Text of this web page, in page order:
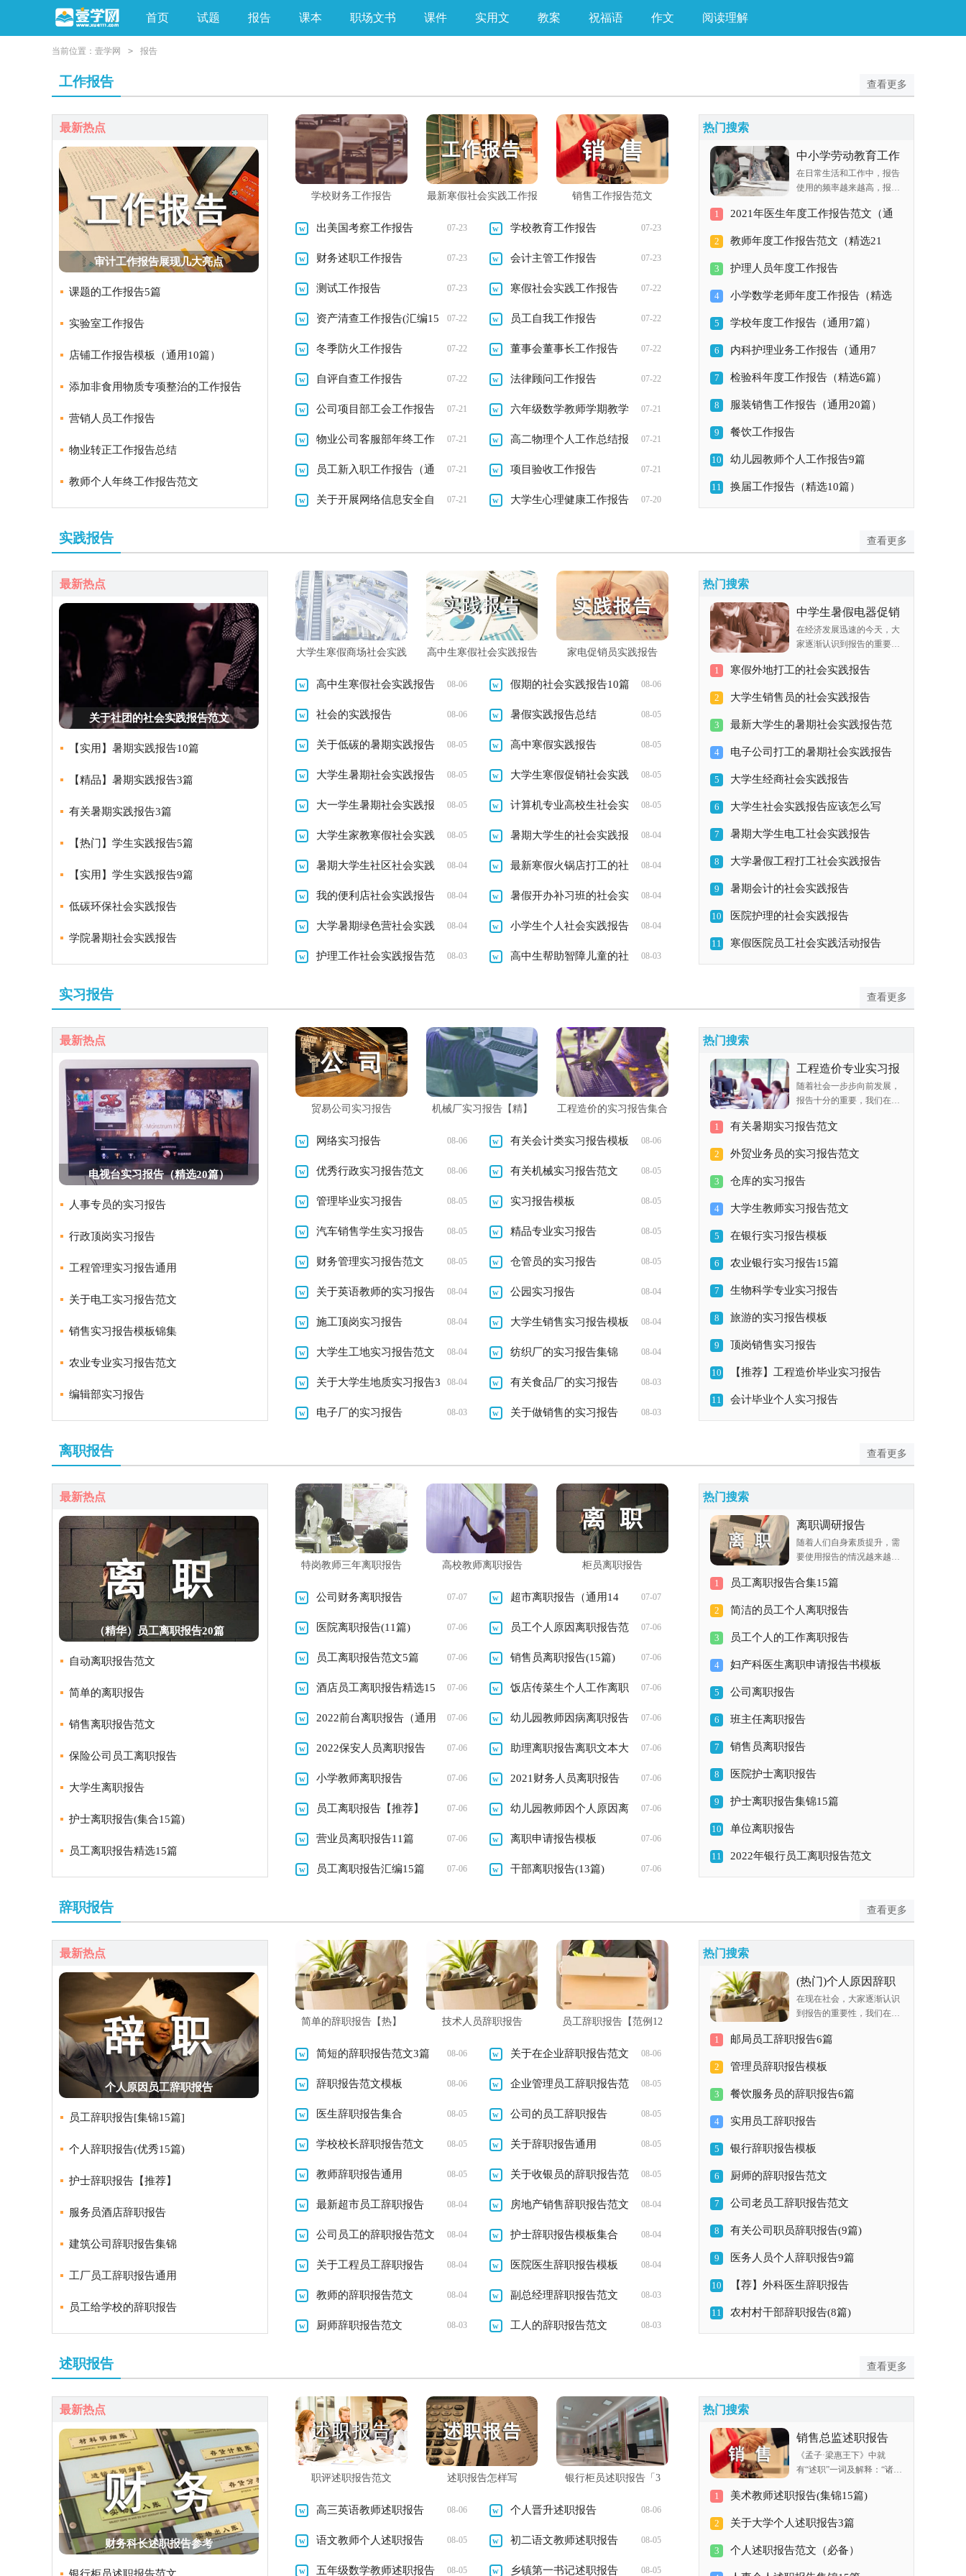
首页 试题 报告 课本 职场文书 课件 实用文 教案 祝福语 作文 阅读理解
当前位置： 壹学网 > 报告
工作报告 查看更多
最新热点
审计工作报告展现几大亮点
课题的工作报告5篇
实验室工作报告
店铺工作报告模板（通用10篇）
添加非食用物质专项整治的工作报告
营销人员工作报告
物业转正工作报告总结
教师个人年终工作报告范文
学校财务工作报告 最新寒假社会实践工作报 销售工作报告范文
出美国考察工作报告 07-23 学校教育工作报告 07-23
财务述职工作报告 07-23 会计主管工作报告 07-23
测试工作报告 07-23 寒假社会实践工作报告 07-22
资产清查工作报告(汇编15
篇)
07-22 员工自我工作报告 07-22
冬季防火工作报告 07-22 董事会董事长工作报告 07-22
自评自查工作报告 07-22 法律顾问工作报告 07-22
公司项目部工会工作报告
范文
07-21 六年级数学教师学期教学
述职工作报告
07-21
物业公司客服部年终工作
总结_工作报告
07-21 高二物理个人工作总结报
告_工作报告
07-21
员工新入职工作报告（通
用11篇）
07-21 项目验收工作报告 07-21
关于开展网络信息安全自 07-21 大学生心理健康工作报告 07-20
热门搜索
中小学劳动教育工作
报告（通用7篇）
在日常生活和工作中，报告
使用的频率越来越高，报告
清楚。相信很多朋友都对写
是小编为大家整理的中小学
篇），欢迎阅读与收藏。中
小学劳动
1 2021年医生年度工作报告范文（通
用5篇）
2 教师年度工作报告范文（精选21
篇）
3 护理人员年度工作报告
4 小学数学老师年度工作报告（精选
6篇）
5 学校年度工作报告（通用7篇）
6 内科护理业务工作报告（通用7
篇）
7 检验科年度工作报告（精选6篇）
8 服装销售工作报告（通用20篇）
9 餐饮工作报告
10 幼儿园教师个人工作报告9篇
11 换届工作报告（精选10篇）
实践报告 查看更多
最新热点
关于社团的社会实践报告范文
【实用】暑期实践报告10篇
【精品】暑期实践报告3篇
有关暑期实践报告3篇
【热门】学生实践报告5篇
【实用】学生实践报告9篇
低碳环保社会实践报告
学院暑期社会实践报告
大学生寒假商场社会实践
报告3篇
高中生寒假社会实践报告
(汇编15篇)
家电促销员实践报告
高中生寒假社会实践报告 08-06 假期的社会实践报告10篇 08-06
社会的实践报告 08-06 暑假实践报告总结 08-05
关于低碳的暑期实践报告
参考例文
08-05 高中寒假实践报告 08-05
大学生暑期社会实践报告
范文2000字
08-05 大学生寒假促销社会实践
报告
08-05
大一学生暑期社会实践报
告书
08-05 计算机专业高校生社会实
践报告
08-05
大学生家教寒假社会实践
报告
08-05 暑期大学生的社会实践报
告范文
08-04
暑期大学生社区社会实践
报告
08-04 最新寒假火锅店打工的社
会实践报告书
08-04
我的便利店社会实践报告 08-04 暑假开办补习班的社会实
践报告
08-04
大学暑期绿色营社会实践
报告
08-04 小学生个人社会实践报告 08-04
护理工作社会实践报告范 08-03 高中生帮助智障儿童的社 08-03
热门搜索
中学生暑假电器促销
实践报告
在经济发展迅速的今天，大
家逐渐认识到报告的重要
同的用途。那么，报告到底
编为大家收集的中学生暑假
大家有所帮助。为了提高自
己的学习和
1 寒假外地打工的社会实践报告
2 大学生销售员的社会实践报告
3 最新大学生的暑期社会实践报告范
文
4 电子公司打工的暑期社会实践报告
范文
5 大学生经商社会实践报告
6 大学生社会实践报告应该怎么写
7 暑期大学生电工社会实践报告
8 大学暑假工程打工社会实践报告
9 暑期会计的社会实践报告
10 医院护理的社会实践报告
11 寒假医院员工社会实践活动报告
实习报告 查看更多
最新热点
电视台实习报告（精选20篇）
人事专员的实习报告
行政顶岗实习报告
工程管理实习报告通用
关于电工实习报告范文
销售实习报告模板锦集
农业专业实习报告范文
编辑部实习报告
贸易公司实习报告 机械厂实习报告【精】 工程造价的实习报告集合
网络实习报告 08-06 有关会计类实习报告模板 08-06
优秀行政实习报告范文 08-06 有关机械实习报告范文 08-05
管理毕业实习报告 08-05 实习报告模板 08-05
汽车销售学生实习报告 08-05 精品专业实习报告 08-05
财务管理实习报告范文 08-05 仓管员的实习报告 08-05
关于英语教师的实习报告 08-04 公园实习报告 08-04
施工顶岗实习报告 08-04 大学生销售实习报告模板 08-04
大学生工地实习报告范文 08-04 纺织厂的实习报告集锦 08-04
关于大学生地质实习报告3
篇
08-04 有关食品厂的实习报告 08-03
电子厂的实习报告 08-03 关于做销售的实习报告 08-03
热门搜索
工程造价专业实习报
告范文
随着社会一步步向前发展，
报告十分的重要，我们在写
的基本要素。在写之前，可
整理的工程造价专业实习报
助。工程造价专业实习报告
范文 篇
1 有关暑期实习报告范文
2 外贸业务员的实习报告范文
3 仓库的实习报告
4 大学生教师实习报告范文
5 在银行实习报告模板
6 农业银行实习报告15篇
7 生物科学专业实习报告
8 旅游的实习报告模板
9 顶岗销售实习报告
10 【推荐】工程造价毕业实习报告
11 会计毕业个人实习报告
离职报告 查看更多
最新热点
（精华）员工离职报告20篇
自动离职报告范文
简单的离职报告
销售离职报告范文
保险公司员工离职报告
大学生离职报告
护士离职报告(集合15篇)
员工离职报告精选15篇
特岗教师三年离职报告 高校教师离职报告 柜员离职报告
公司财务离职报告 07-07 超市离职报告（通用14
篇）
07-07
医院离职报告(11篇) 07-06 员工个人原因离职报告范
文5篇
07-06
员工离职报告范文5篇 07-06 销售员离职报告(15篇) 07-06
酒店员工离职报告精选15
篇
07-06 饭店传菜生个人工作离职
报告
07-06
2022前台离职报告（通用
6篇）
07-06 幼儿园教师因病离职报告
（精选12篇）
07-06
2022保安人员离职报告
（精选5篇）
07-06 助理离职报告离职文本大
全
07-06
小学教师离职报告 07-06 2021财务人员离职报告
（通用5篇）
07-06
员工离职报告【推荐】 07-06 幼儿园教师因个人原因离
职报告范文_辞职报告
07-06
营业员离职报告11篇 07-06 离职申请报告模板 07-06
员工离职报告汇编15篇 07-06 干部离职报告(13篇) 07-06
热门搜索
离职调研报告
随着人们自身素质提升，需
要使用报告的情况越来越
注意逻辑的合理性。我敢肯
是头疼的，下面是小编帮大
供参考，大家一起来看看
吧。离职调研
1 员工离职报告合集15篇
2 简洁的员工个人离职报告
3 员工个人的工作离职报告
4 妇产科医生离职申请报告书模板
5 公司离职报告
6 班主任离职报告
7 销售员离职报告
8 医院护士离职报告
9 护士离职报告集锦15篇
10 单位离职报告
11 2022年银行员工离职报告范文
辞职报告 查看更多
最新热点
个人原因员工辞职报告
员工辞职报告[集锦15篇]
个人辞职报告(优秀15篇)
护士辞职报告【推荐】
服务员酒店辞职报告
建筑公司辞职报告集锦
工厂员工辞职报告通用
员工给学校的辞职报告
简单的辞职报告【热】 技术人员辞职报告 员工辞职报告【范例12
篇】
简短的辞职报告范文3篇 08-06 关于在企业辞职报告范文 08-06
辞职报告范文模板 08-06 企业管理员工辞职报告范
文（通用13篇）
08-05
医生辞职报告集合 08-05 公司的员工辞职报告 08-05
学校校长辞职报告范文 08-05 关于辞职报告通用 08-05
教师辞职报告通用 08-05 关于收银员的辞职报告范
文集锦
08-05
最新超市员工辞职报告 08-04 房地产销售辞职报告范文 08-04
公司员工的辞职报告范文 08-04 护士辞职报告模板集合 08-04
关于工程员工辞职报告 08-04 医院医生辞职报告模板 08-04
教师的辞职报告范文 08-04 副总经理辞职报告范文 08-03
厨师辞职报告范文 08-03 工人的辞职报告范文 08-03
热门搜索
(热门)个人原因辞职
报告22篇
在现在社会，大家逐渐认识
到报告的重要性，我们在写
理性。那么什么样的报告才
大家整理的个人原因辞职报
希望对大家有所帮助。个人
原因辞职
1 邮局员工辞职报告6篇
2 管理员辞职报告模板
3 餐饮服务员的辞职报告6篇
4 实用员工辞职报告
5 银行辞职报告模板
6 厨师的辞职报告范文
7 公司老员工辞职报告范文
8 有关公司职员辞职报告(9篇)
9 医务人员个人辞职报告9篇
10 【荐】外科医生辞职报告
11 农村村干部辞职报告(8篇)
述职报告 查看更多
最新热点
财务科长述职报告参考
职评述职报告范文 述职报告怎样写 银行柜员述职报告「3
高三英语教师述职报告 08-06 个人晋升述职报告 08-06
语文教师个人述职报告 08-05 初二语文教师述职报告
（精选15篇）
08-05
五年级数学教师述职报告 08-05 乡镇第一书记述职报告 08-05
热门搜索
销售总监述职报告
《孟子·梁惠王下》中就
有“述职”一词及解释：“诸侯
者，述所职也。”这种述职
面的，书面的陈述，实际上
就是小编为您带来的销售总
监述职
1 美术教师述职报告(集锦15篇)
2 关于大学个人述职报告3篇
3 个人述职报告范文（必备）